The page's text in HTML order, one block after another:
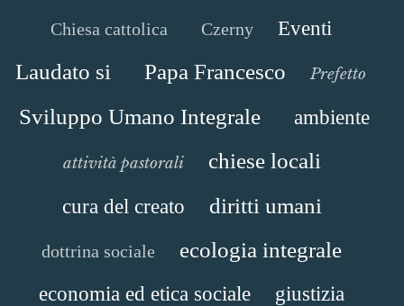
Chiesa cattolica Czerny Eventi
Laudato si Papa Francesco Prefetto
Sviluppo Umano Integrale ambiente
attività pastorali chiese locali
cura del creato diritti umani
dottrina sociale ecologia integrale
economia ed etica sociale giustizia